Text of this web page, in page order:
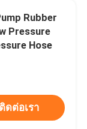
Rubber
Pressure
Hose
ติดต่อเรา